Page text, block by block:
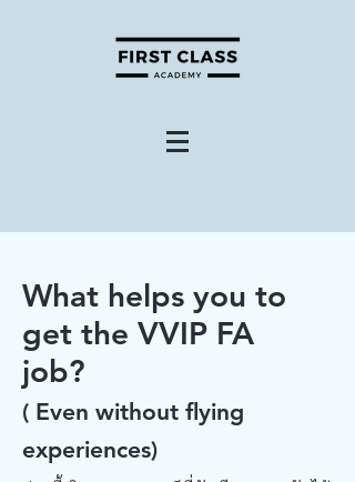
What helps you to
get the VVIP FA
job?
( Even without flying
experiences)